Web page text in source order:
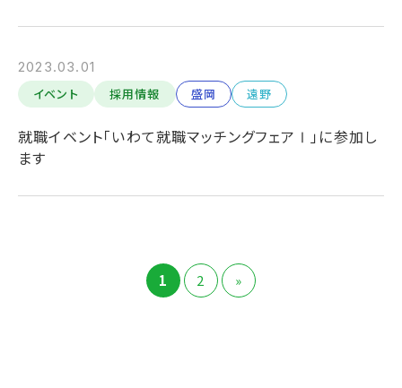
2023.03.01
イベント
採用情報 盛岡 遠野
就職イベント「いわて就職マッチングフェアⅠ」に参加し
ます
1 2 »